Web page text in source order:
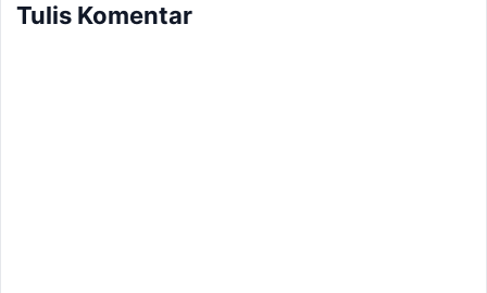
Tulis Komentar